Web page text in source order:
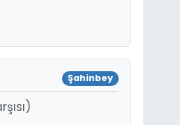
Şahinbey